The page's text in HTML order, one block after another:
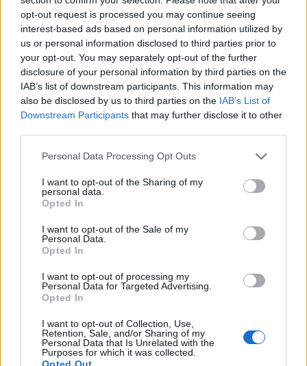
opt-out request is processed you may continue seeing
interest-based ads based on personal information utilized by
us or personal information disclosed to third parties prior to
your opt-out. You may separately opt-out of the further
disclosure of your personal information by third parties on the
IAB’s list of downstream participants. This information may
also be disclosed by us to third parties on the IAB’s List of
Downstream Participants that may further disclose it to other
Personal Data Processing Opt Outs
I want to opt-out of the Sharing of my
personal data.
Opted In
I want to opt-out of the Sale of my
Personal Data.
Opted In
I want to opt-out of processing my
Personal Data for Targeted Advertising.
Opted In
I want to opt-out of Collection, Use,
Retention, Sale, and/or Sharing of my
Personal Data that Is Unrelated with the
Purposes for which it was collected.
Opted Out
Αγώνας 6: Εθνικός Βατίκων – ΠΑΟ Κοκκινόραχης
Αγώνας 7: Ατρόμητος Συκέας – Άμιλλα Αγίου
Ιωάννη
Προημιτελικά – μονοί αγώνες
Αγώνας 8: Νικητής 6 – Νικητής 5
Αγώνας 9: Νικητής 4 – Π.Σ. “Η Σπάρτη”
Αγώνας 11: Νικητής 7 – Αστέρας Βλαχιώτη
Ημιτελικά – διπλοί αγώνες
Νικητής 10 – Νικητής 11
Νικητής 9 – Νικητής 8